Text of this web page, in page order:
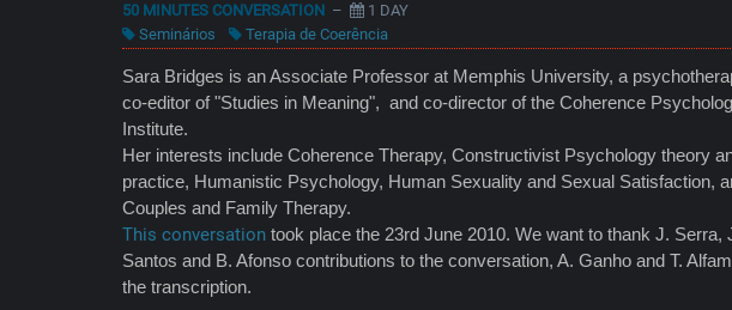
50 MINUTES CONVERSATION –
1 DAY
Seminários
Terapia de Coerência
Sara Bridges is an Associate Professor at Memphis University, a
co-editor of "Studies in Meaning", and co-director of the Coherence
Institute.
Her interests include Coherence Therapy, Constructivist Psychology theory
practice, Humanistic Psychology, Human Sexuality and Sexual Satisfaction,
Couples and Family Therapy.
This conversation took place the 23rd June 2010. We want to thank J. Serra,
Santos and B. Afonso contributions to the conversation, A. Ganho and T.
the transcription.